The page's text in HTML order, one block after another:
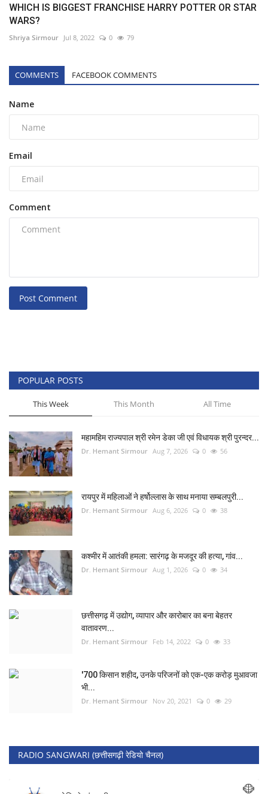
WHICH IS BIGGEST FRANCHISE HARRY POTTER OR STAR
WARS?
Shriya Sirmour Jul 8, 2022 0 79
COMMENTS FACEBOOK COMMENTS
Name
Email
Comment
Post Comment
POPULAR POSTS
This Week This Month All Time
महामहिम राज्यपाल श्री रमेन डेका जी एवं विधायक श्री पुरन्दर...
Dr. Hemant Sirmour Aug 7, 2026 0 56
रायपुर में महिलाओं ने हर्षोल्लास के साथ मनाया सम्बलपुरी...
Dr. Hemant Sirmour Aug 6, 2026 0 38
कश्मीर में आतंकी हमला: सारंगढ़ के मजदूर की हत्या, गांव...
Dr. Hemant Sirmour Aug 1, 2026 0 34
छत्तीसगढ़ में उद्योग, व्यापार और कारोबार का बना बेहतर
वातावरण...
Dr. Hemant Sirmour Feb 14, 2022 0 33
'700 किसान शहीद, उनके परिजनों को एक-एक करोड़ मुआवजा
भी...
Dr. Hemant Sirmour Nov 20, 2021 0 29
RADIO SANGWARI (छत्तीसगढ़ी रेडियो चैनल)